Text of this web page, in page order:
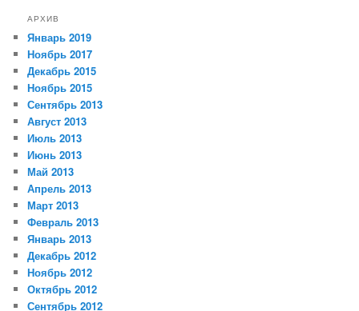
АРХИВ
Январь 2019
Ноябрь 2017
Декабрь 2015
Ноябрь 2015
Сентябрь 2013
Август 2013
Июль 2013
Июнь 2013
Май 2013
Апрель 2013
Март 2013
Февраль 2013
Январь 2013
Декабрь 2012
Ноябрь 2012
Октябрь 2012
Сентябрь 2012